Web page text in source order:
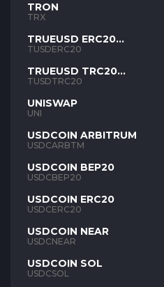
TRON
TRX
TRUEUSD ERC20
TUSD
TUSDERC20
TRUEUSD TRC20
TUSD
TUSDTRC20
UNISWAP
UNI
USDCOIN ARBITRUM
USDCARBTM
USDCOIN BEP20
USDCBEP20
USDCOIN ERC20
USDCERC20
USDCOIN NEAR
USDCNEAR
USDCOIN SOL
USDCSOL